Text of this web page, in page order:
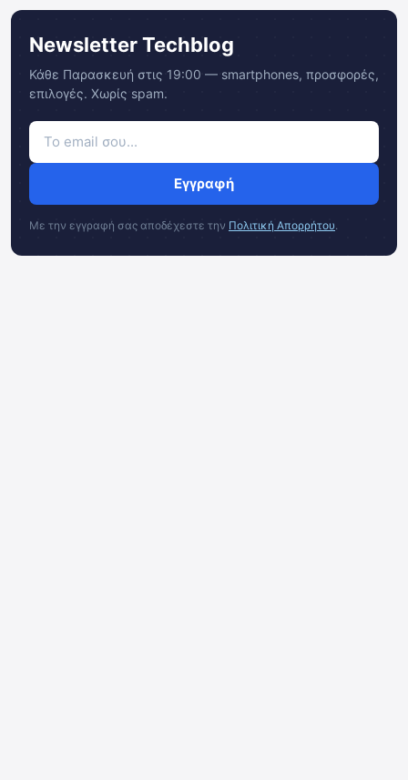
Newsletter Techblog
Κάθε Παρασκευή στις 19:00 — smartphones, προσφορές,
επιλογές. Χωρίς spam.
Εγγραφή
Με την εγγραφή σας αποδέχεστε την Πολιτική Απορρήτου.